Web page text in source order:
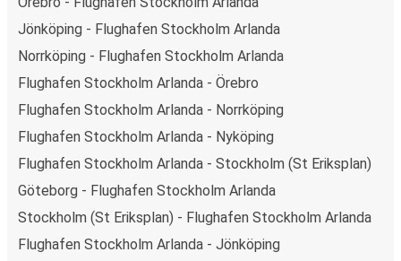
Jönköping - Flughafen Stockholm Arlanda
Norrköping - Flughafen Stockholm Arlanda
Flughafen Stockholm Arlanda - Örebro
Flughafen Stockholm Arlanda - Norrköping
Flughafen Stockholm Arlanda - Nyköping
Flughafen Stockholm Arlanda - Stockholm (St Eriksplan)
Göteborg - Flughafen Stockholm Arlanda
Stockholm (St Eriksplan) - Flughafen Stockholm Arlanda
Flughafen Stockholm Arlanda - Jönköping